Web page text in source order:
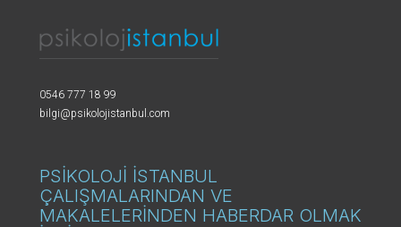
0546 777 18 99
bilgi@psikolojistanbul.com
PSİKOLOJİ İSTANBUL
ÇALIŞMALARINDAN VE
MAKALELERİNDEN HABERDAR OLMAK